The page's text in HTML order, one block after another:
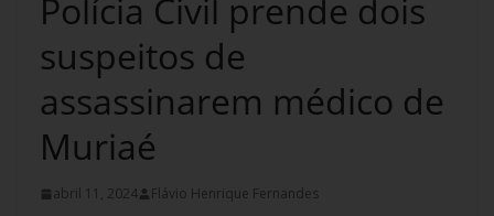
Polícia Civil prende dois
suspeitos de
assassinarem médico de
Muriaé
abril 11, 2024 Flávio Henrique Fernandes